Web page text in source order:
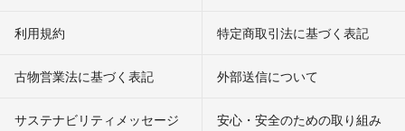
利用規約 特定商取引法に基づく表記
古物営業法に基づく表記 外部送信について
サステナビリティメッセージ 安心・安全のための取り組み